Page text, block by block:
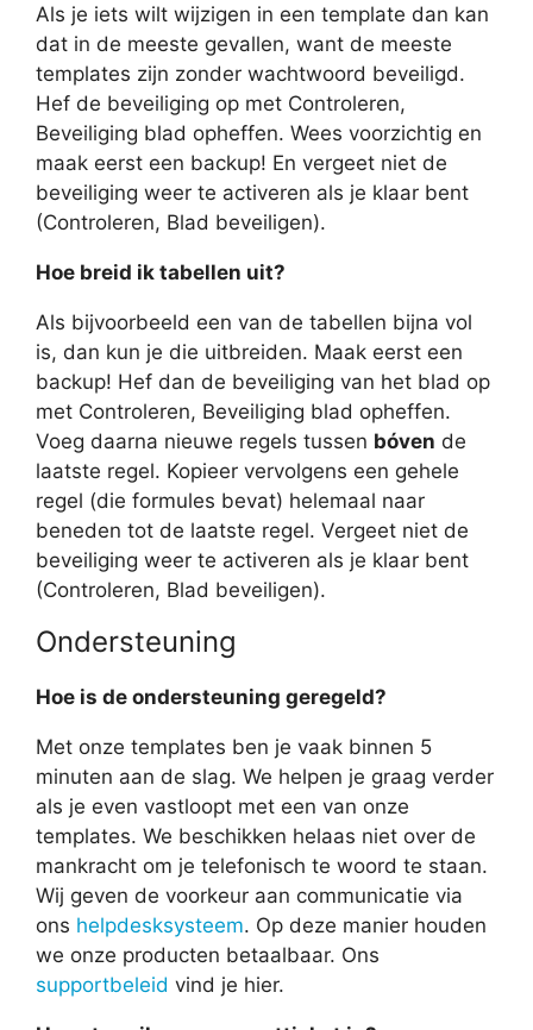
Als je iets wilt wijzigen in een template dan kan
dat in de meeste gevallen, want de meeste
templates zijn zonder wachtwoord beveiligd.
Hef de beveiliging op met Controleren,
Beveiliging blad opheffen. Wees voorzichtig en
maak eerst een backup! En vergeet niet de
beveiliging weer te activeren als je klaar bent
(Controleren, Blad beveiligen).
Hoe breid ik tabellen uit?
Als bijvoorbeeld een van de tabellen bijna vol
is, dan kun je die uitbreiden. Maak eerst een
backup! Hef dan de beveiliging van het blad op
met Controleren, Beveiliging blad opheffen.
Voeg daarna nieuwe regels tussen bóven de
laatste regel. Kopieer vervolgens een gehele
regel (die formules bevat) helemaal naar
beneden tot de laatste regel. Vergeet niet de
beveiliging weer te activeren als je klaar bent
(Controleren, Blad beveiligen).
Ondersteuning
Hoe is de ondersteuning geregeld?
Met onze templates ben je vaak binnen 5
minuten aan de slag. We helpen je graag verder
als je even vastloopt met een van onze
templates. We beschikken helaas niet over de
mankracht om je telefonisch te woord te staan.
Wij geven de voorkeur aan communicatie via
ons helpdesksysteem. Op deze manier houden
we onze producten betaalbaar. Ons
supportbeleid vind je hier.